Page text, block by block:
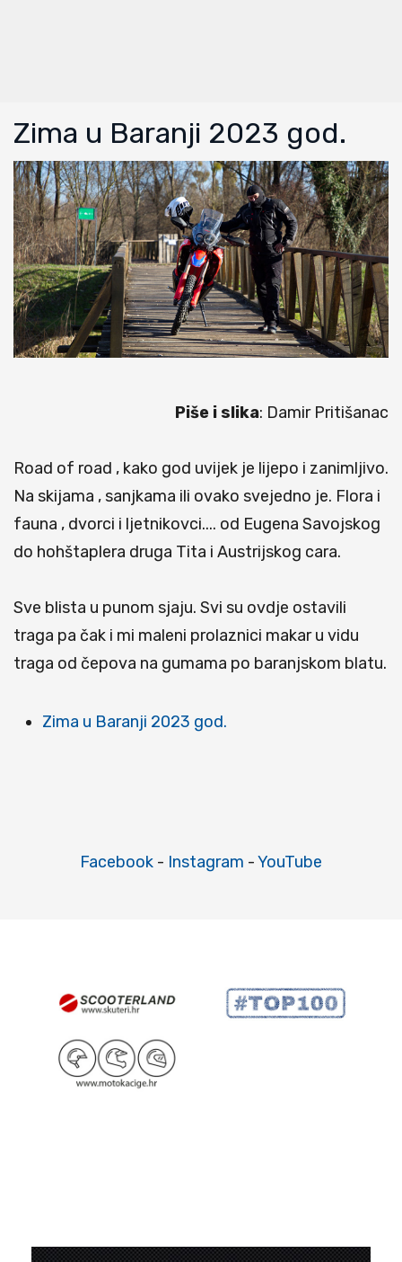
Zima u Baranji 2023 god.
Piše i slika: Damir Pritišanac
Road of road , kako god uvijek je lijepo i zanimljivo.
Na skijama , sanjkama ili ovako svejedno je. Flora i
fauna , dvorci i ljetnikovci.... od Eugena Savojskog
do hohštaplera druga Tita i Austrijskog cara.
Sve blista u punom sjaju. Svi su ovdje ostavili
traga pa čak i mi maleni prolaznici makar u vidu
traga od čepova na gumama po baranjskom blatu.
Zima u Baranji 2023 god.
Facebook - Instagram -YouTube